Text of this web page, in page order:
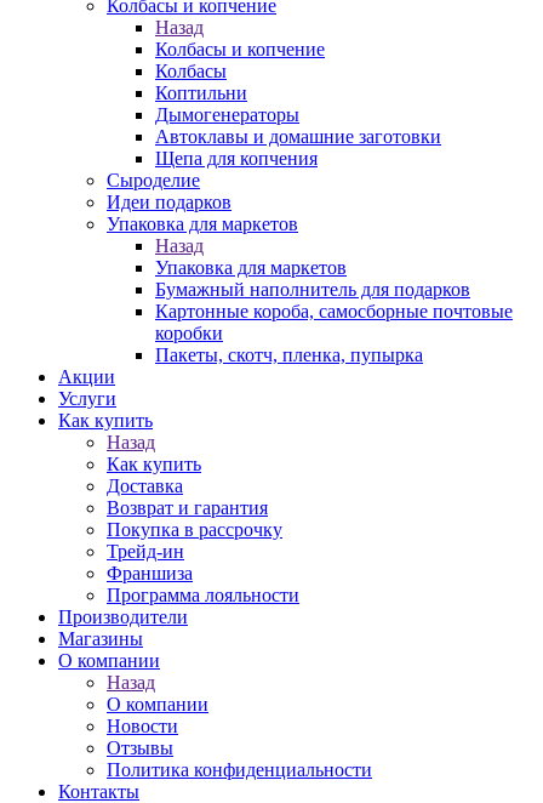
Колбасы и копчение
Назад
Колбасы и копчение
Колбасы
Коптильни
Дымогенераторы
Автоклавы и домашние заготовки
Щепа для копчения
Сыроделие
Идеи подарков
Упаковка для маркетов
Назад
Упаковка для маркетов
Бумажный наполнитель для подарков
Картонные короба, самосборные почтовые
коробки
Пакеты, скотч, пленка, пупырка
Акции
Услуги
Как купить
Назад
Как купить
Доставка
Возврат и гарантия
Покупка в рассрочку
Трейд-ин
Франшиза
Программа лояльности
Производители
Магазины
О компании
Назад
О компании
Новости
Отзывы
Политика конфиденциальности
Контакты